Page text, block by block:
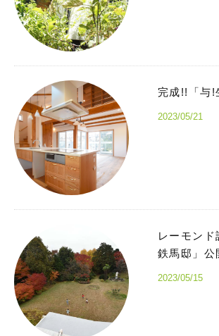
完成!!「与!
2023/05/21
レーモンド
鉄馬邸」公
2023/05/15